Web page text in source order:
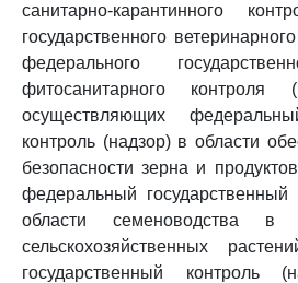
санитарно-карантинного
государственного
федерального
фитосанитарного контроля
осуществляющих
контроль (надзор) в области
безопасности зерна и
федеральный государственный
области семеноводства в
сельскохозяйственных
государственный контроль